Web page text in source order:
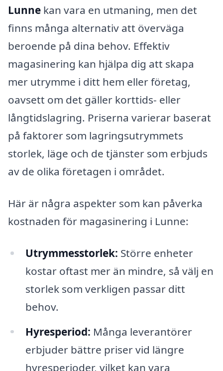
Lunne kan vara en utmaning, men det
finns många alternativ att överväga
beroende på dina behov. Effektiv
magasinering kan hjälpa dig att skapa
mer utrymme i ditt hem eller företag,
oavsett om det gäller korttids- eller
långtidslagring. Priserna varierar baserat
på faktorer som lagringsutrymmets
storlek, läge och de tjänster som erbjuds
av de olika företagen i området.
Här är några aspekter som kan påverka
kostnaden för magasinering i Lunne:
Utrymmesstorlek: Större enheter
kostar oftast mer än mindre, så välj en
storlek som verkligen passar ditt
behov.
Hyresperiod: Många leverantörer
erbjuder bättre priser vid längre
hyresperioder, vilket kan vara